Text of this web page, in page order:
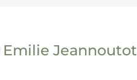
Emilie Jeannoutot